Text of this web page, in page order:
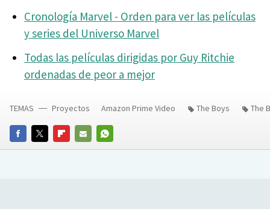
Cronología Marvel - Orden para ver las películas
y series del Universo Marvel
Todas las películas dirigidas por Guy Ritchie
ordenadas de peor a mejor
FACEBOOKTWITTERFLIPBOARD
E-
WHATSAPP
TEMAS Proyectos Amazon Prime Video The Boys The